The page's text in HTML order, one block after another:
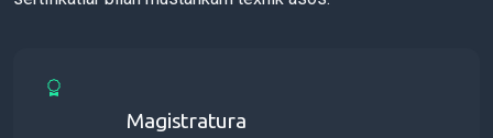
Magistratura